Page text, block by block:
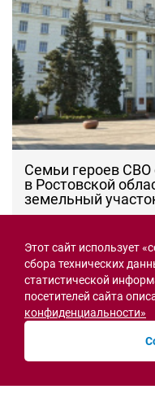
Семьи героев СВО
в Ростовской
земельный
Новости рубрики
Острая ситуация
Этот сайт использует
сбора технических
статистической
посетителей сайта
конфиденциальности»